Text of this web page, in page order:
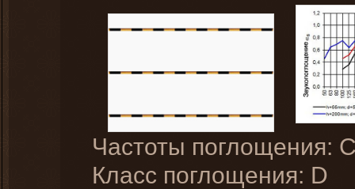
Частоты поглощения:
Класс поглощения: D